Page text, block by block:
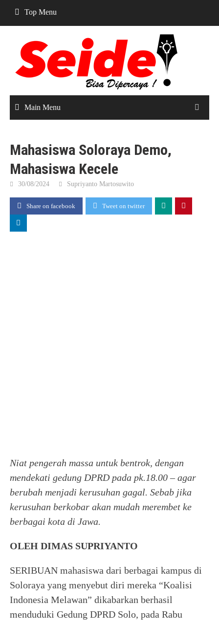
content
Top Menu
Main Menu
Mahasiswa Soloraya Demo,
Mahasiswa Kecele
30/08/2024 Supriyanto Martosuwito
Share on facebook Tweet on twitter
Niat pengerah massa untuk bentrok, dengan
mendekati gedung DPRD pada pk.18.00 – agar
berubah menjadi kerusuhan gagal. Sebab jika
kerusuhan berkobar akan mudah merembet ke
berbagai kota di Jawa.
OLEH DIMAS SUPRIYANTO
SERIBUAN mahasiswa dari berbagai kampus di
Soloraya yang menyebut diri mereka “Koalisi
Indonesia Melawan” dikabarkan berhasil
menduduki Gedung DPRD Solo, pada Rabu